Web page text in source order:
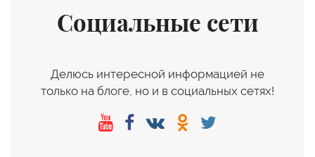
Социальные сети
Делюсь интересной информацией не
только на блоге, но и в социальных сетях!